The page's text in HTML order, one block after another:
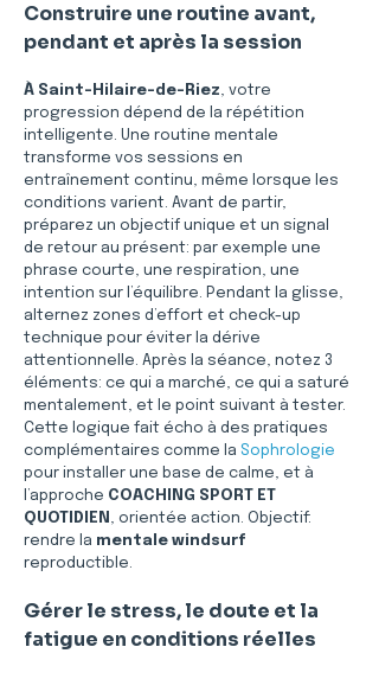
Construire une routine avant,
pendant et après la session
À Saint-Hilaire-de-Riez, votre
progression dépend de la répétition
intelligente. Une routine mentale
transforme vos sessions en
entraînement continu, même lorsque les
conditions varient. Avant de partir,
préparez un objectif unique et un signal
de retour au présent: par exemple une
phrase courte, une respiration, une
intention sur l’équilibre. Pendant la glisse,
alternez zones d’effort et check-up
technique pour éviter la dérive
attentionnelle. Après la séance, notez 3
éléments: ce qui a marché, ce qui a saturé
mentalement, et le point suivant à tester.
Cette logique fait écho à des pratiques
complémentaires comme la Sophrologie
pour installer une base de calme, et à
l’approche COACHING SPORT ET
QUOTIDIEN , orientée action. Objectif:
rendre la mentale windsurf
reproductible.
Gérer le stress, le doute et la
fatigue en conditions réelles